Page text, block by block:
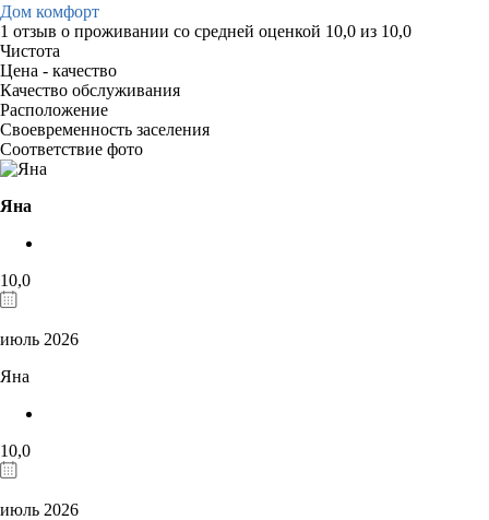
Дом комфорт
1 отзыв о проживании со средней оценкой 10,0 из 10,0
Чистота
Цена - качество
Качество обслуживания
Расположение
Своевременность заселения
Соответствие фото
Яна
10,0
июль 2026
Яна
10,0
июль 2026